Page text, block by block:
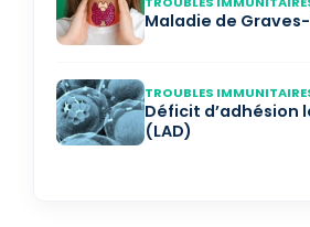
Maladie de
TROUBLES
Déficit d’adhésion
(LAD)